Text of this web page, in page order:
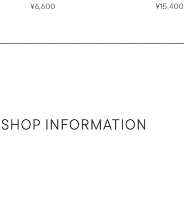
¥6,600 ¥15,400